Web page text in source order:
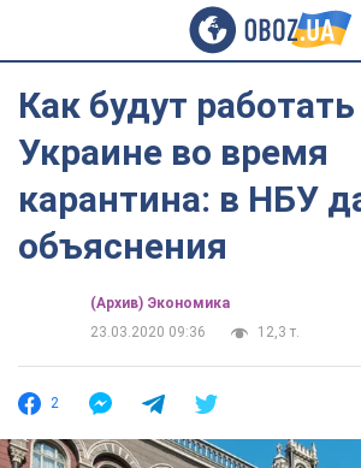
Как будут
Украине во время
карантина: в НБУ
объяснения
(Архив) Экономика
23.03.2020 09:36
12,3 т.
2